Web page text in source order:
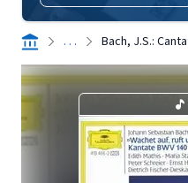
. . . Bach, J.S.: